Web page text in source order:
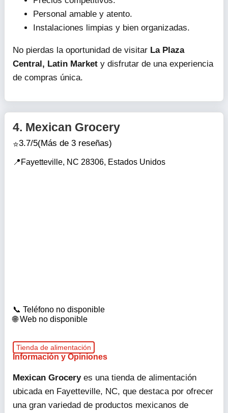
Personal amable y atento.
Instalaciones limpias y bien organizadas.
No pierdas la oportunidad de visitar La Plaza
Central, Latin Market y disfrutar de una experiencia
de compras única.
Teléfono no disponible
Web no disponible
4. Mexican Grocery
3.7/5(Más de 3 reseñas)
Fayetteville, NC 28306, Estados Unidos
Tienda de alimentación
Información y Opiniones
Mexican Groceryes una tienda de alimentación
ubicada en Fayetteville, NC, que destaca por ofrecer
una gran variedad de productos mexicanos de